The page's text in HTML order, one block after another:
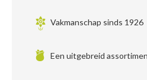
Vakmanschap sinds 1926
Een uitgebreid